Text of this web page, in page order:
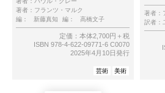
著者： フランツ・マルク
編：
新藤真知 編： 高橋文子
定価：本体2,700円＋税
ISBN 978-4-622-09771-6 C0070
2025年4月10日発行
芸術 美術
著者：
訳者：